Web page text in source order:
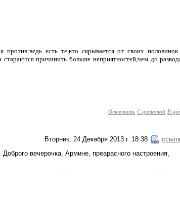
есть те,кто скрывается от своих половинок
стараются причинить больше неприятностей,чем до
Ответить С цитатой В
Вторник, 24 Декабря 2013 г. 18:38
вечерочка, Армине, преарасного настроения,